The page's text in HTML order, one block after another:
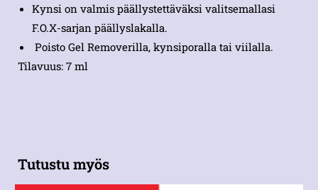
Kynsi on valmis päällystettäväksi valitsemallasi
F.O.X-sarjan päällyslakalla.
Poisto Gel Removerilla, kynsiporalla tai viilalla.
Tilavuus: 7 ml
Tutustu myös